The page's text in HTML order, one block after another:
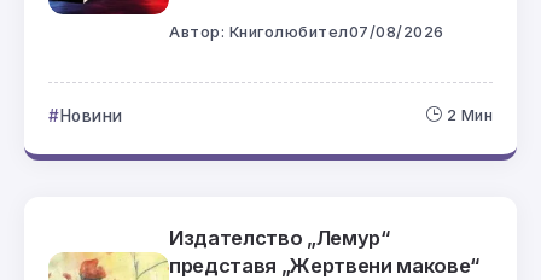
Автор: Книголюбител07/08/2026
Новини 2 Мин
Издателство „Лемур“
представя „Жертвени макове“